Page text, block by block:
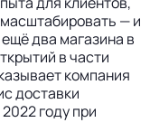
— и
два магазина в
в части
компания
доставки
году при